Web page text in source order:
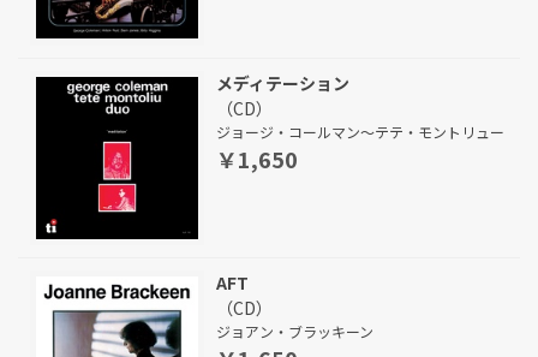
メディテーション
（CD）
ジョージ・コールマン～テテ・モントリュー
￥1,650
AFT
（CD）
ジョアン・ブラッキーン